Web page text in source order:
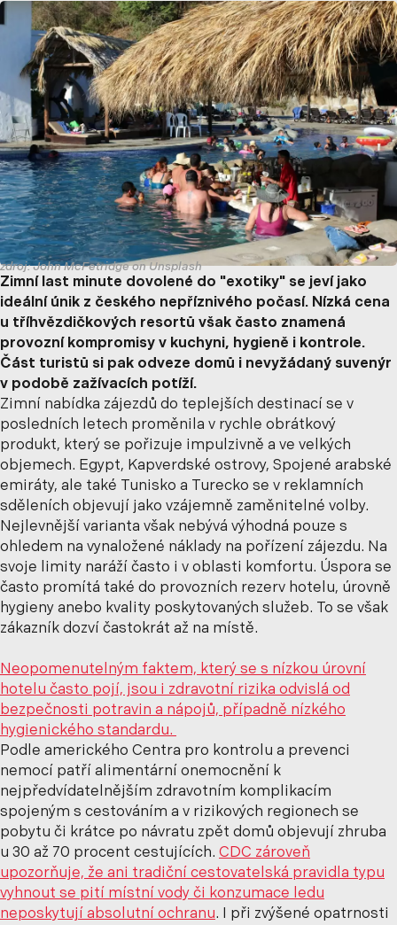
zdroj: John McFetridge on Unsplash
Zimní last minute dovolené do "exotiky" se jeví jako
ideální únik z českého nepříznivého počasí. Nízká cena
u tříhvězdičkových resortů však často znamená
provozní kompromisy v kuchyni, hygieně i kontrole.
Část turistů si pak odveze domů i nevyžádaný suvenýr
v podobě zažívacích potíží.
Zimní nabídka zájezdů do teplejších destinací se v
posledních letech proměnila v rychle obrátkový
produkt, který se pořizuje impulzivně a ve velkých
objemech. Egypt, Kapverdské ostrovy, Spojené arabské
emiráty, ale také Tunisko a Turecko se v reklamních
sděleních objevují jako vzájemně zaměnitelné volby.
Nejlevnější varianta však nebývá výhodná pouze s
ohledem na vynaložené náklady na pořízení zájezdu. Na
svoje limity naráží často i v oblasti komfortu. Úspora se
často promítá také do provozních rezerv hotelu, úrovně
hygieny anebo kvality poskytovaných služeb. To se však
zákazník dozví častokrát až na místě.
Neopomenutelným faktem, který se s nízkou úrovní
hotelu často pojí, jsou i zdravotní rizika odvislá od
bezpečnosti potravin a nápojů, případně nízkého
hygienického standardu.
Podle amerického Centra pro kontrolu a prevenci
nemocí patří alimentární onemocnění k
nejpředvídatelnějším zdravotním komplikacím
spojeným s cestováním a v rizikových regionech se
pobytu či krátce po návratu zpět domů objevují zhruba
u 30 až 70 procent cestujících. CDC zároveň
upozorňuje, že ani tradiční cestovatelská pravidla typu
vyhnout se pití místní vody či konzumace ledu
neposkytují absolutní ochranu. I při zvýšené opatrnosti